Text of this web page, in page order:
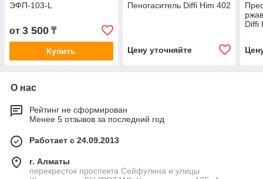
ЭФП-103-L
от 3 500 ₸
Купить
Пеногаситель Diffi Him 402
Цену уточняйте
Diffi
О нас
Рейтинг не сформирован
Менее 5 отзывов за последний год
Работает с 24.09.2013
г. Алматы
перекресток проспекта Сейфулина и улицы